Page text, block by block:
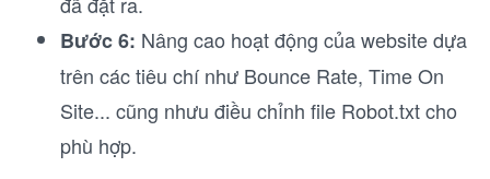
Bước 6: Nâng cao hoạt động của website dựa
trên các tiêu chí như Bounce Rate, Time On
Site... cũng nhưu điều chỉnh file Robot.txt cho
phù hợp.